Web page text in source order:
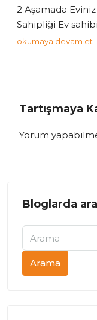
2 Aşamada
Sahipliği Ev
okumaya devam et
Tartışmaya
Yorum
Bloglarda ara
Arama